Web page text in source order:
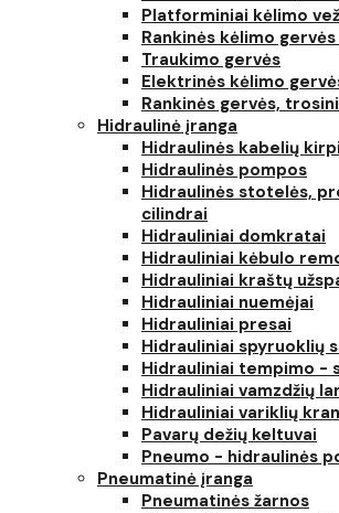
Platforminiai kėlimo
Rankinės kėlimo
Traukimo gervės
Elektrinės kėlimo
Rankinės gervės,
Hidraulinė įranga
Hidraulinės kabelių
Hidraulinės pompos
Hidraulinės stotelės,
cilindrai
Hidrauliniai domkratai
Hidrauliniai kėbulo
Hidrauliniai kraštų
Hidrauliniai nuemėjai
Hidrauliniai presai
Hidrauliniai spyruoklių
Hidrauliniai tempimo -
Hidrauliniai vamzdžių
Hidrauliniai variklių
Pavarų dežių keltuvai
Pneumo - hidraulinės
Pneumatinė įranga
Pneumatinės žarnos